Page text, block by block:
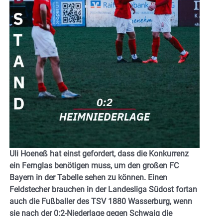
Uli Hoeneß hat einst gefordert, dass die Konkurrenz
ein Fernglas benötigen muss, um den großen FC
Bayern in der Tabelle sehen zu können. Einen
Feldstecher brauchen in der Landesliga Südost fortan
auch die Fußballer des TSV 1880 Wasserburg, wenn
sie nach der 0:2-Niederlage gegen Schwaig die